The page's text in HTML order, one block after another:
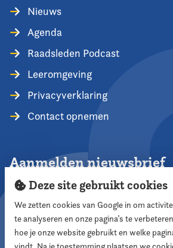
Nieuws
Agenda
Raadsleden Podcast
Leeromgeving
Privacyverklaring
Contact opnemen
Aanmelden nieuwsbrief
Aanmelden
Deze site gebruikt cookies
We zetten cookies van Google in om
te analyseren en onze pagina’s te
hoe je onze website gebruikt en welke